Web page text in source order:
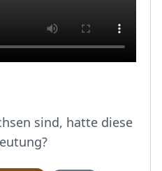
sind, hatte diese